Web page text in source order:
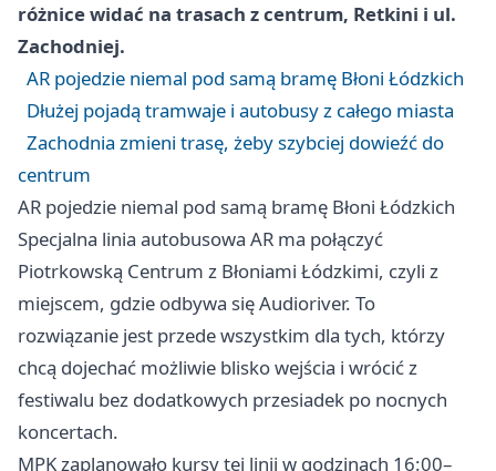
różnice widać na trasach z centrum, Retkini i ul.
Zachodniej.
AR pojedzie niemal pod samą bramę Błoni Łódzkich
Dłużej pojadą tramwaje i autobusy z całego miasta
Zachodnia zmieni trasę, żeby szybciej dowieźć do
centrum
AR pojedzie niemal pod samą bramę Błoni Łódzkich
Specjalna linia autobusowa AR ma połączyć
Piotrkowską Centrum z Błoniami Łódzkimi, czyli z
miejscem, gdzie odbywa się Audioriver. To
rozwiązanie jest przede wszystkim dla tych, którzy
chcą dojechać możliwie blisko wejścia i wrócić z
festiwalu bez dodatkowych przesiadek po nocnych
koncertach.
MPK zaplanowało kursy tej linii w godzinach 16:00–